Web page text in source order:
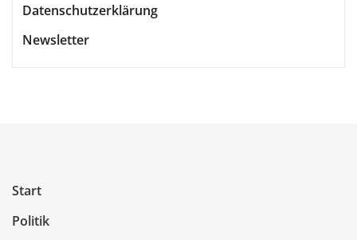
Datenschutzerklärung
Newsletter
Start
Politik